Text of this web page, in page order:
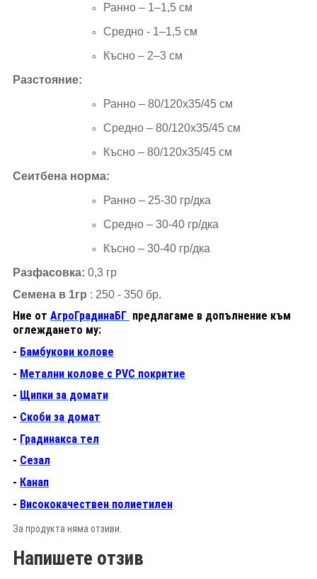
Ранно – 1–1,5 см
Средно - 1–1,5 см
Късно – 2–3 см
Разстояние:
Ранно – 80/120x35/45 см
Средно – 80/120x35/45 см
Късно – 80/120x35/45 см
Сеитбена норма:
Ранно – 25-30 гр/дка
Средно – 30-40 гр/дка
Късно – 30-40 гр/дка
Разфасовка: 0,3 гр
Семена в 1гр : 250 - 350 бр.
Ние от АгроГрадинаБГ предлагаме в допълнение към
оглеждането му:
- Бамбукови колове
- Метални колове с PVC покритие
- Щипки за домати
- Скоби за домат
- Градинакса тел
- Сезал
- Канап
- Висококачествен полиетилен
За продукта няма отзиви.
Напишете отзив